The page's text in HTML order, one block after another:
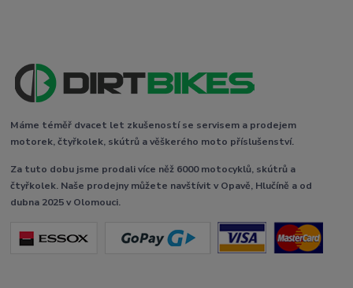
Máme téměř dvacet let zkušeností se servisem a prodejem
motorek, čtyřkolek, skútrů a věškerého moto příslušenství.
Za tuto dobu jsme prodali více něž 6000 motocyklů, skútrů a
čtyřkolek. Naše prodejny můžete navštívit v Opavě, Hlučíně a od
dubna 2025 v Olomouci.